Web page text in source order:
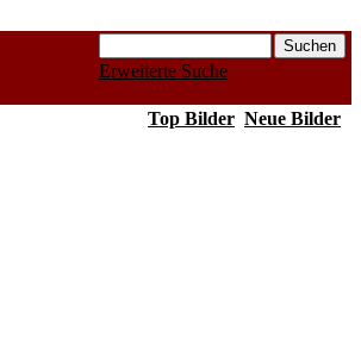
Erweiterte Suche
Top Bilder Neue Bilder